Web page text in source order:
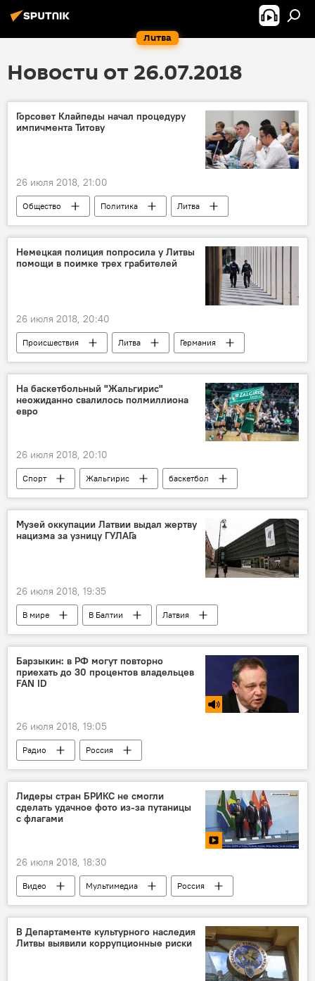
Литва
Новости от 26.07.2018
Горсовет Клайпеды начал процедуру
импичмента Титову
26 июля 2018, 21:00
Общество Политика
Литва
Клайпеда
Вячеслав Титов
Адольфас Раманаускас-Ванагас
Скандал вокруг депутата Клайпеды Вячеслава Титова
Немецкая полиция попросила у Литвы
помощи в поимке трех грабителей
26 июля 2018, 20:40
Происшествия Литва
Германия
полиция Литвы
ограбление
На баскетбольный "Жальгирис"
неожиданно свалилось полмиллиона
евро
26 июля 2018, 20:10
Спорт Жальгирис
баскетбол
Литва
Музей оккупации Латвии выдал жертву
нацизма за узницу ГУЛАГа
26 июля 2018, 19:35
В мире В Балтии Латвия
Барзыкин: в РФ могут повторно
приехать до 30 процентов владельцев
FAN ID
26 июля 2018, 19:05
Радио
Россия
ЧМ по футболу — 2018
паспорт
Визы
безвизовый въезд
Лидеры стран БРИКС не смогли
сделать удачное фото из-за путаницы
с флагами
26 июля 2018, 18:30
Видео Мультимедиа
Россия
Бразилия
ЮАР
Индия
Китай
БРИКС саммит
В Департаменте культурного наследия
Литвы выявили коррупционные риски